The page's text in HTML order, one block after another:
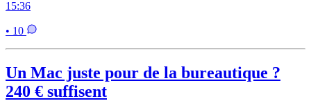
15:36
• 10
Un Mac juste pour de la bureautique ?
240 € suffisent